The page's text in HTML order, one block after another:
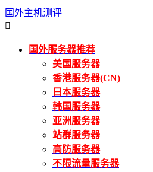
国外主机测评

国外服务器推荐
美国服务器
香港服务器(CN)
日本服务器
韩国服务器
亚洲服务器
站群服务器
高防服务器
不限流量服务器